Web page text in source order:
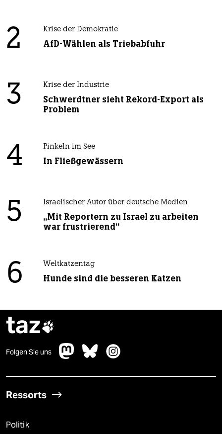
2 Krise der Demokratie
AfD-Wählen als Triebabfuhr
3 Krise der Industrie
Schwerdtner sieht Rekord-Export als
Problem
4 Pinkeln im See
In Fließgewässern
5 Israelischer Autor über deutsche Medien
„Mit Reportern zu Israel zu arbeiten
war frustrierend“
6 Weltkatzentag
Hunde sind die besseren Katzen
taz
Folgen Sie uns
Ressorts
Politik